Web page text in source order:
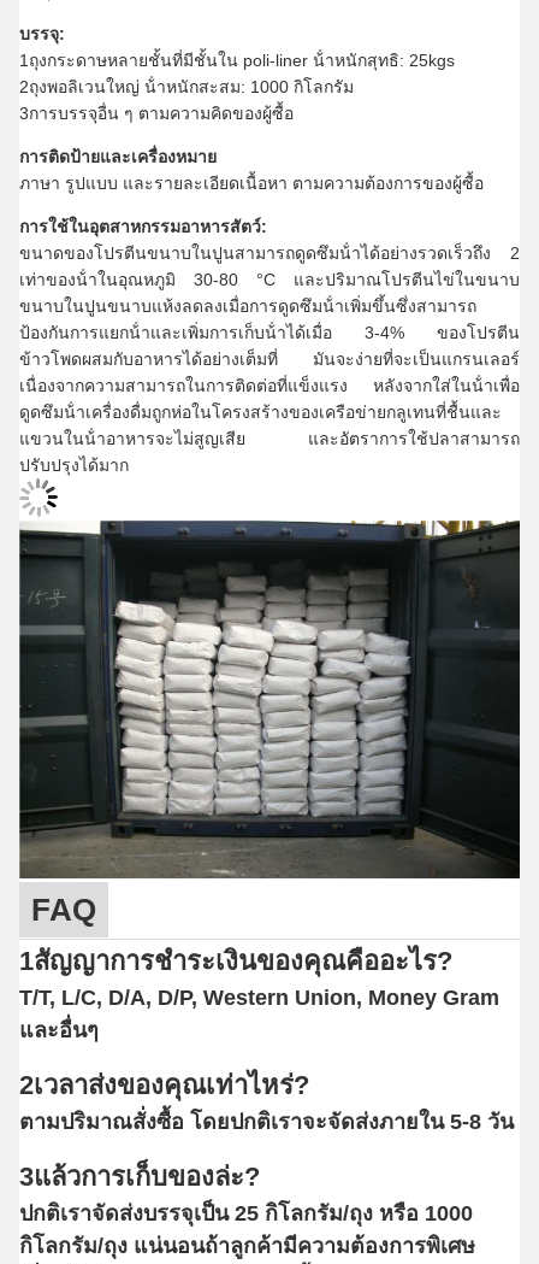
บรรจุ:
1ถุงกระดาษหลายชั้นที่มีชั้นใน poli-liner น้ําหนักสุทธิ: 25kgs
2ถุงพอลิเวนใหญ่ น้ําหนักสะสม: 1000 กิโลกรัม
3การบรรจุอื่น ๆ ตามความคิดของผู้ซื้อ
การติดป้ายและเครื่องหมาย
ภาษา รูปแบบ และรายละเอียดเนื้อหา ตามความต้องการของผู้ซื้อ
การใช้ในอุตสาหกรรมอาหารสัตว์:
ขนาดของโปรตีนขนาบในปูนสามารถดูดซึมน้ําได้อย่างรวดเร็วถึง 2
เท่าของน้ําในอุณหภูมิ 30-80 °C และปริมาณโปรตีนไข่ในขนาบ
ขนาบในปูนขนาบแห้งลดลงเมื่อการดูดซึมน้ําเพิ่มขึ้นซึ่งสามารถ
ป้องกันการแยกน้ําและเพิ่มการเก็บน้ําได้เมื่อ 3-4% ของโปรตีน
ข้าวโพดผสมกับอาหารได้อย่างเต็มที่ มันจะง่ายที่จะเป็นแกรนเลอร์
เนื่องจากความสามารถในการติดต่อที่แข็งแรง หลังจากใส่ในน้ําเพื่อ
ดูดซึมน้ําเครื่องดื่มถูกห่อในโครงสร้างของเครือข่ายกลูเทนที่ชื้นและ
แขวนในน้ําอาหารจะไม่สูญเสีย และอัตราการใช้ปลาสามารถ
ปรับปรุงได้มาก
FAQ
1สัญญาการชําระเงินของคุณคืออะไร?
T/T, L/C, D/A, D/P, Western Union, Money Gram
และอื่นๆ
2เวลาส่งของคุณเท่าไหร่?
ตามปริมาณสั่งซื้อ โดยปกติเราจะจัดส่งภายใน 5-8 วัน
3แล้วการเก็บของล่ะ?
ปกติเราจัดส่งบรรจุเป็น 25 กิโลกรัม/ถุง หรือ 1000
กิโลกรัม/ถุง แน่นอนถ้าลูกค้ามีความต้องการพิเศษ